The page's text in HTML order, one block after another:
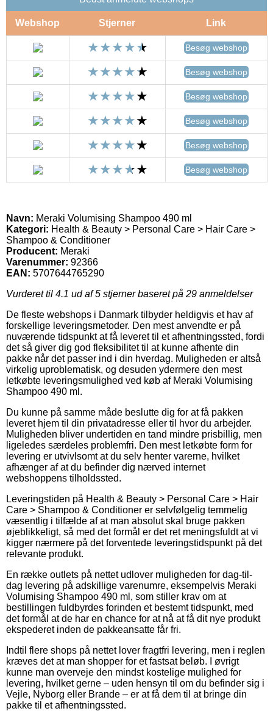
Webshop Stjerner Link
Besøg webshop
Besøg webshop
Besøg webshop
Besøg webshop
Besøg webshop
Besøg webshop
Navn: Meraki Volumising Shampoo 490 ml
Kategori: Health & Beauty > Personal Care > Hair Care >
Shampoo & Conditioner
Producent: Meraki
Varenummer: 92366
EAN: 5707644765290
Vurderet til 4.1 ud af 5 stjerner baseret på 29 anmeldelser
De fleste webshops i Danmark tilbyder heldigvis et hav af
forskellige leveringsmetoder. Den mest anvendte er på
nuværende tidspunkt at få leveret til et afhentningssted, fordi
det så giver dig god fleksibilitet til at kunne afhente din
pakke når det passer ind i din hverdag. Muligheden er altså
virkelig uproblematisk, og desuden ydermere den mest
letkøbte leveringsmulighed ved køb af Meraki Volumising
Shampoo 490 ml.
Du kunne på samme måde beslutte dig for at få pakken
leveret hjem til din privatadresse eller til hvor du arbejder.
Muligheden bliver undertiden en tand mindre prisbillig, men
ligeledes særdeles problemfri. Den mest letkøbte form for
levering er utvivlsomt at du selv henter varerne, hvilket
afhænger af at du befinder dig nærved internet
webshoppens tilholdssted.
Leveringstiden på Health & Beauty > Personal Care > Hair
Care > Shampoo & Conditioner er selvfølgelig temmelig
væsentlig i tilfælde af at man absolut skal bruge pakken
øjeblikkeligt, så med det formål er det ret meningsfuldt at vi
kigger nærmere på det forventede leveringstidspunkt på det
relevante produkt.
En række outlets på nettet udlover muligheden for dag-til-
dag levering på adskillige varenumre, eksempelvis Meraki
Volumising Shampoo 490 ml, som stiller krav om at
bestillingen fuldbyrdes forinden et bestemt tidspunkt, med
det formål at de har en chance for at nå at få dit nye produkt
ekspederet inden de pakkeansatte får fri.
Indtil flere shops på nettet lover fragtfri levering, men i reglen
kræves det at man shopper for et fastsat beløb. I øvrigt
kunne man overveje den mindst kostelige mulighed for
levering, hvilket gerne – uden hensyn til om du befinder sig i
Vejle, Nyborg eller Brande – er at få dem til at bringe din
pakke til et afhentningssted.